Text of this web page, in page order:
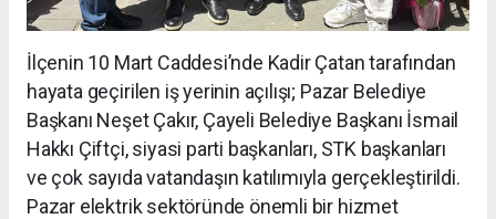
İlçenin 10 Mart Caddesi’nde Kadir Çatan tarafından
hayata geçirilen iş yerinin açılışı; Pazar Belediye
Başkanı Neşet Çakır, Çayeli Belediye Başkanı İsmail
Hakkı Çiftçi, siyasi parti başkanları, STK başkanları
ve çok sayıda vatandaşın katılımıyla gerçekleştirildi.
Pazar elektrik sektöründe önemli bir hizmet